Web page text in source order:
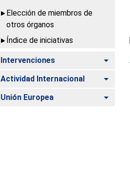
Elección de miembros de
otros órganos
Índice de iniciativas
Intervenciones
Actividad Internacional
Unión Europea